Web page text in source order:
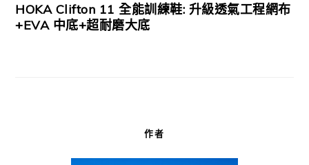
HOKA Clifton 11 全能訓練鞋: 升級透氣工程網布
+EVA 中底+超耐磨大底
作者